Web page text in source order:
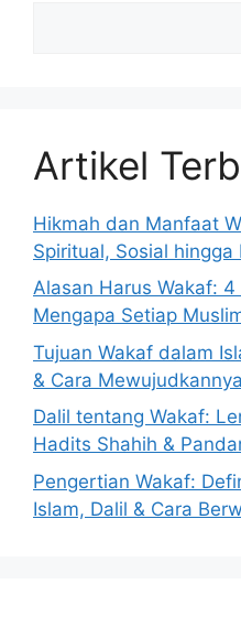
Artikel
Hikmah dan Manfaat
Spiritual, Sosial hingga
Alasan Harus Wakaf: 4
Mengapa Setiap
Tujuan Wakaf dalam
& Cara Mewujudkannya
Dalil tentang Wakaf:
Hadits Shahih &
Pengertian Wakaf:
Islam, Dalil & Cara